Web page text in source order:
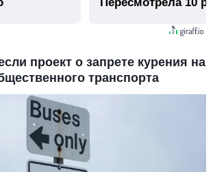
проект о запрете курения на
транспорта